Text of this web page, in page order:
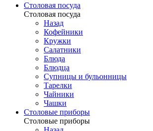
Столовая посуда
Столовая посуда
Назад
Кофейники
Кружки
Салатники
Блюда
Блюдца
Супницы и бульонницы
Тарелки
Чайники
Чашки
Cтоловые приборы
Cтоловые приборы